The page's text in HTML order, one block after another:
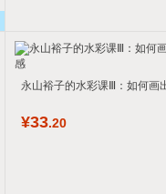
永山裕子的水彩课Ⅲ：如何画
¥33.20